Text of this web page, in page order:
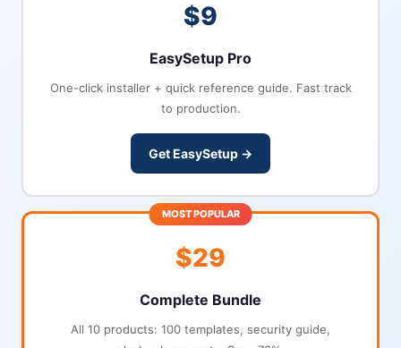
$9
EasySetup Pro
One-click installer + quick reference guide. Fast track
to production.
Get EasySetup →
MOST POPULAR
$29
Complete Bundle
All 10 products: 100 templates, security guide,